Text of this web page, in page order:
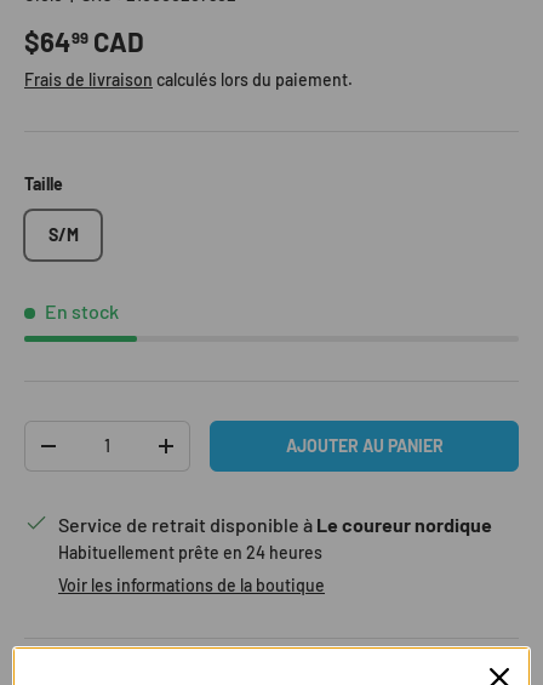
Prix habituel
$6499 CAD
Frais de livraison calculés lors du paiement.
Taille
S/M
En stock
DIMINUER LA QUANTITÉAUGMENTER LA QUANTITÉAJOUTER AU PANIER
Service de retrait disponible à Le coureur nordique
Habituellement prête en 24 heures
Voir les informations de la boutique